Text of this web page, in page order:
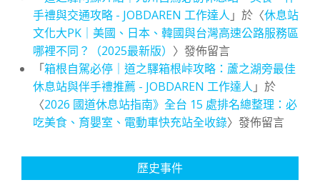
手禮與交通攻略 - JOBDAREN 工作達人 」於〈休息站
文化大PK｜美國、日本、韓國與台灣高速公路服務區
哪裡不同？（2025最新版） 〉發佈留言
「箱根自駕必停｜道之驛箱根峠攻略：蘆之湖旁最佳
休息站與伴手禮推薦 - JOBDAREN 工作達人 」於
〈2026 國道休息站指南》全台 15 處排名總整理：必
吃美食、育嬰室、電動車快充站全收錄〉發佈留言
歷史事件